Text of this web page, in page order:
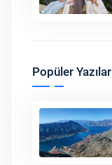
Popüler Yazılar